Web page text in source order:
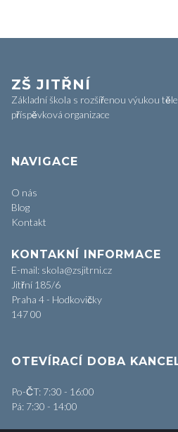
ZŠ JITŘNÍ
Základní škola s rozšířenou výukou
příspěvková organizace
NAVIGACE
O nás
Blog
Kontakt
KONTAKNÍ INFORMACE
E-mail: skola@zsjitrni.cz
Jitřní 185/6
Praha 4 - Hodkovičky
147 00
OTEVÍRACÍ DOBA
Po-ČT: 7:30 - 16:00
Pá: 7:30 - 14:00